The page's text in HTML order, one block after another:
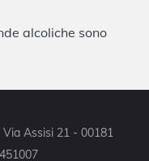
alcoliche sono
Assisi 21 - 00181